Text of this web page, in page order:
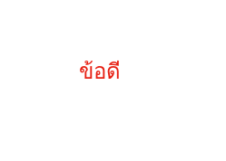
ข้อดี